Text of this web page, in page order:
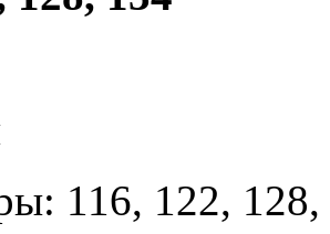
116, 122,